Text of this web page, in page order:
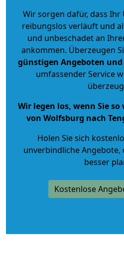
Wir sorgen dafür, dass Ihr
reibungslos verläuft und
und unbeschadet an
ankommen. Überzeugen
günstigen Angeboten
umfassender Service
Wir legen los, wenn Sie
von Wolfsburg nach
Holen Sie sich
unverbindliche Angebote,
besser
Kostenlose